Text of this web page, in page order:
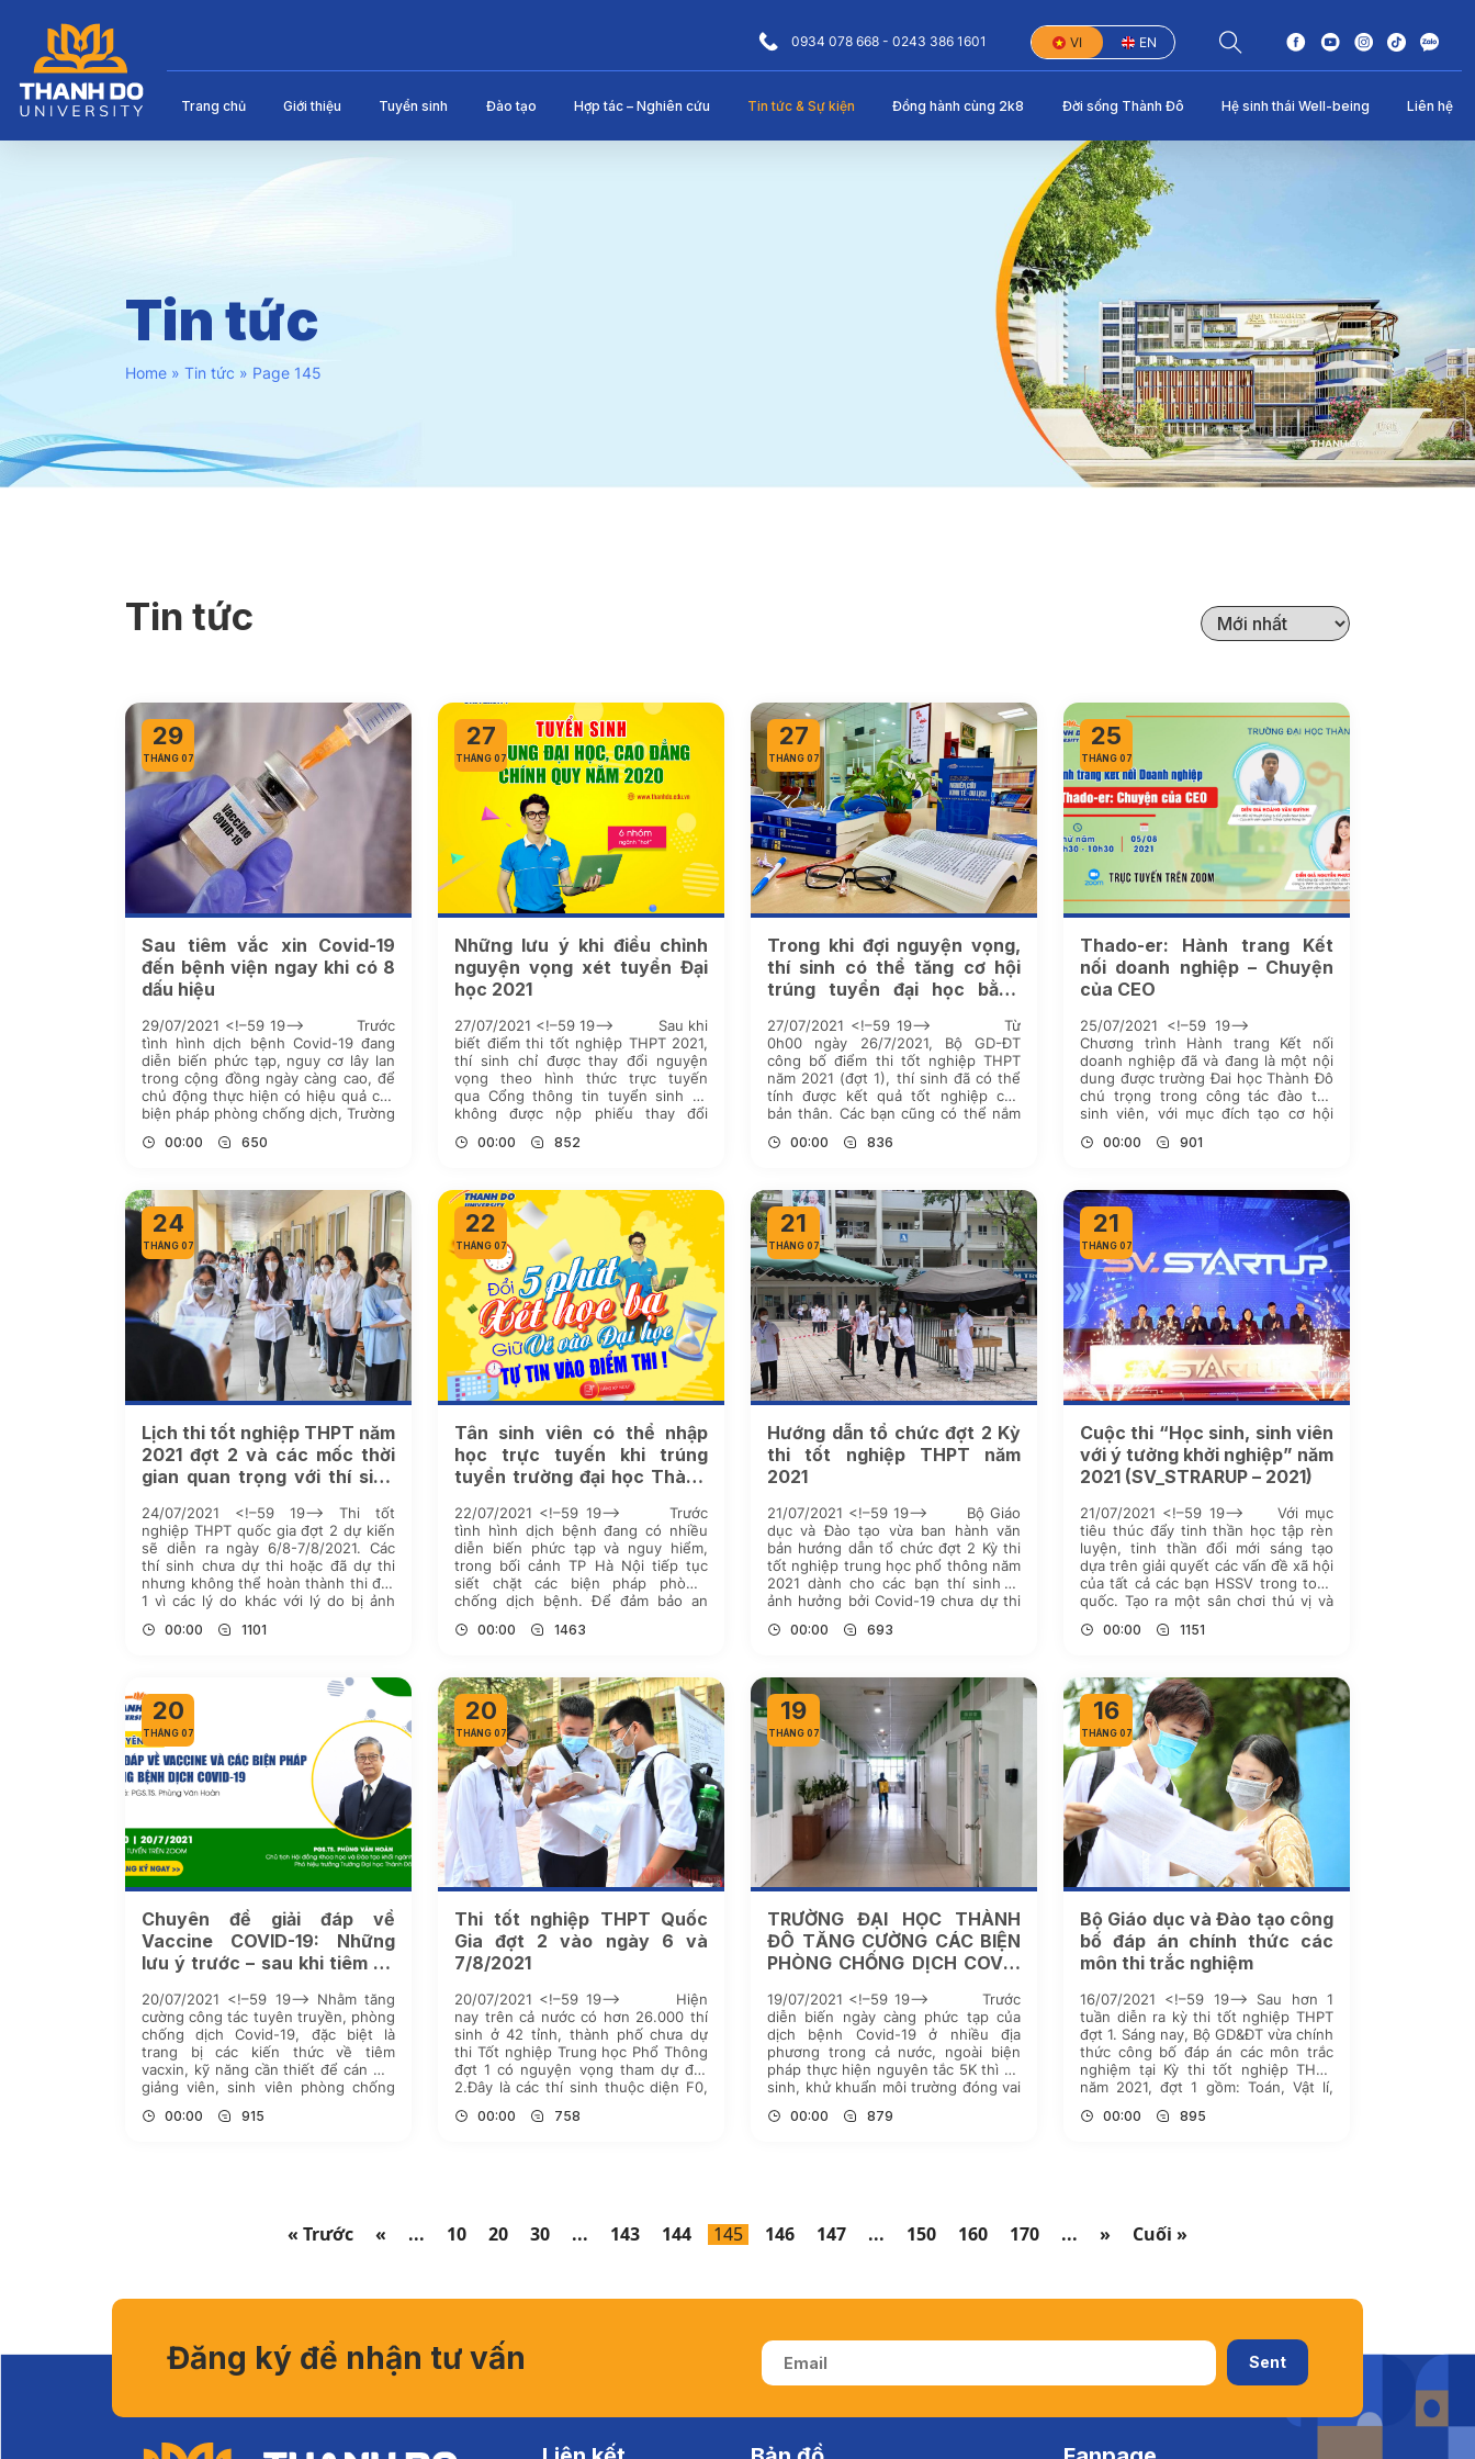
0934 078 668 - 0243 386 1601 VI EN
Trang chủ Giới thiệu Tuyển sinh Đào tạo Hợp tác – Nghiên cứu Tin tức & Sự kiện Đồng hành cùng 2k8 Đời sống Thành Đô Hệ sinh thái Well-being Liên hệ
Tin tức
Home » Tin tức » Page 145
Tin tức
29
THÁNG 07
Sau tiêm vắc xin Covid-19
đến bệnh viện ngay khi có 8
dấu hiệu
29/07/2021 <!–59 19–> Trước
tình hình dịch bệnh Covid-19 đang
diễn biến phức tạp, nguy cơ lây lan
trong cộng đồng ngày càng cao, để
chủ động thực hiện có hiệu quả các
biện pháp phòng chống dịch, Trường
khai, thực hiện đồng […]
00:00 650
27
THÁNG 07
Những lưu ý khi điều chỉnh
nguyện vọng xét tuyển Đại
học 2021
27/07/2021 <!–59 19–> Sau khi
biết điểm thi tốt nghiệp THPT 2021,
thí sinh chỉ được thay đổi nguyện
vọng theo hình thức trực tuyến
qua Cổng thông tin tuyển sinh và
không được nộp phiếu thay đổi
là những quy định mới nhất của […]
00:00 852
27
THÁNG 07
Trong khi đợi nguyện vọng,
thí sinh có thể tăng cơ hội
trúng tuyển đại học bằng
27/07/2021 <!–59 19–> Từ
0h00 ngày 26/7/2021, Bộ GD-ĐT
công bố điểm thi tốt nghiệp THPT
năm 2021 (đợt 1), thí sinh đã có thể
tính được kết quả tốt nghiệp của
bản thân. Các bạn cũng có thể nắm
thức xét […]
00:00 836
25
THÁNG 07
Thado-er: Hành trang Kết
nối doanh nghiệp – Chuyện
của CEO
25/07/2021 <!–59 19–>
Chương trình Hành trang Kết nối
doanh nghiệp đã và đang là một nội
dung được trường Đai học Thành Đô
chú trọng trong công tác đào tạo
sinh viên, với mục đích tạo cơ hội
với những kiến thức […]
00:00 901
24
THÁNG 07
Lịch thi tốt nghiệp THPT năm
2021 đợt 2 và các mốc thời
gian quan trọng với thí sinh
24/07/2021 <!–59 19–> Thi tốt
nghiệp THPT quốc gia đợt 2 dự kiến
sẽ diễn ra ngày 6/8-7/8/2021. Các
thí sinh chưa dự thi hoặc đã dự thi
nhưng không thể hoàn thành thi đợt
1 vì các lý do khác với lý do bị ảnh
biệt chú ý […]
00:00 1101
22
THÁNG 07
Tân sinh viên có thể nhập
học trực tuyến khi trúng
tuyển trường đại học Thành
22/07/2021 <!–59 19–> Trước
tình hình dịch bệnh đang có nhiều
diễn biến phức tạp và nguy hiểm,
trong bối cảnh TP Hà Nội tiếp tục
siết chặt các biện pháp phòng,
chống dịch bệnh. Để đảm bảo an
làm thủ tục nhập học […]
00:00 1463
21
THÁNG 07
Hướng dẫn tổ chức đợt 2 Kỳ
thi tốt nghiệp THPT năm
2021
21/07/2021 <!–59 19–> Bộ Giáo
dục và Đào tạo vừa ban hành văn
bản hướng dẫn tổ chức đợt 2 Kỳ thi
tốt nghiệp trung học phổ thông năm
2021 dành cho các bạn thí sinh bị
ảnh hưởng bởi Covid-19 chưa dự thi
[…] 00:00 693
21
THÁNG 07
Cuộc thi “Học sinh, sinh viên
với ý tưởng khởi nghiệp” năm
2021 (SV_STRARUP – 2021)
21/07/2021 <!–59 19–> Với mục
tiêu thúc đẩy tinh thần học tập rèn
luyện, tinh thần đổi mới sáng tạo
dựa trên giải quyết các vấn đề xã hội
của tất cả các bạn HSSV trong toàn
quốc. Tạo ra một sân chơi thú vị và
[…] 00:00 1151
20
THÁNG 07
Chuyên đề giải đáp về
Vaccine COVID-19: Những
lưu ý trước – sau khi tiêm và
20/07/2021 <!–59 19–> Nhằm tăng
cường công tác tuyên truyền, phòng
chống dịch Covid-19, đặc biệt là
trang bị các kiến thức về tiêm
vacxin, kỹ năng cần thiết để cán bộ,
giảng viên, sinh viên phòng chống
Trường Đại học Thành Đô tổ chức
00:00 915
20
THÁNG 07
Thi tốt nghiệp THPT Quốc
Gia đợt 2 vào ngày 6 và
7/8/2021
20/07/2021 <!–59 19–> Hiện
nay trên cả nước có hơn 26.000 thí
sinh ở 42 tỉnh, thành phố chưa dự
thi Tốt nghiệp Trung học Phổ Thông
đợt 1 có nguyện vọng tham dự đợt
2.Đây là các thí sinh thuộc diện F0,
00:00 758
19
THÁNG 07
TRƯỜNG ĐẠI HỌC THÀNH
ĐÔ TĂNG CƯỜNG CÁC BIỆN
PHÒNG CHỐNG DỊCH COVID
19/07/2021 <!–59 19–> Trước
diễn biến ngày càng phức tạp của
dịch bệnh Covid-19 ở nhiều địa
phương trong cả nước, ngoài biện
pháp thực hiện nguyên tắc 5K thì vệ
sinh, khử khuẩn môi trường đóng vai
thiểu nguy cơ lây nhiễm bệnh […]
00:00 879
16
THÁNG 07
Bộ Giáo dục và Đào tạo công
bố đáp án chính thức các
môn thi trắc nghiệm
16/07/2021 <!–59 19–> Sau hơn 1
tuần diễn ra kỳ thi tốt nghiệp THPT
đợt 1. Sáng nay, Bộ GD&ĐT vừa chính
thức công bố đáp án các môn trắc
nghiệm tại Kỳ thi tốt nghiệp THPT
năm 2021, đợt 1 gồm: Toán, Vật lí,
Giáo dục […]
00:00 895
« Trước « ... 10 20 30 ... 143 144 145 146 147 ... 150 160 170 ... » Cuối »
Đăng ký để nhận tư vấn